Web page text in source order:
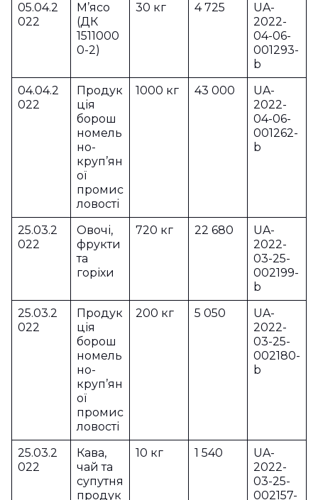
05.04.2
022
М’ясо
(ДК
1511000
0-2)
30 кг 4 725
UA-
2022-
04-06-
001293-
b
04.04.2
022
Продук
ція
борош
номель
но-
круп’ян
ої
промис
ловості
1000 кг 43 000
UA-
2022-
04-06-
001262-
b
25.03.2
022
Овочі,
фрукти
та
горіхи
720 кг 22 680
UA-
2022-
03-25-
002199-
b
25.03.2
022
Продук
ція
борош
номель
но-
круп’ян
ої
промис
ловості
200 кг 5 050
UA-
2022-
03-25-
002180-
b
25.03.2
022
Кава,
чай та
супутня
продук
10 кг 1 540
UA-
2022-
03-25-
002157-